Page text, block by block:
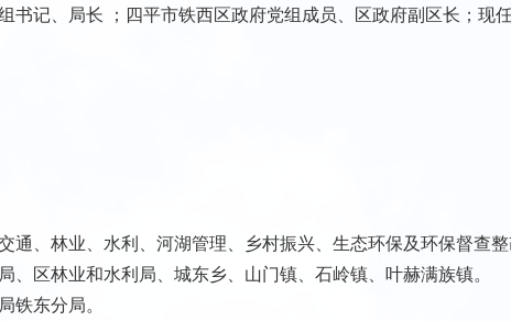
书记、局长 ；四平市铁西区政府党组成员、区政府副区长；现
、林业、水利、河湖管理、乡村振兴、生态环保及环保督查整
区林业和水利局、城东乡、山门镇、石岭镇、叶赫满族镇。
东分局。